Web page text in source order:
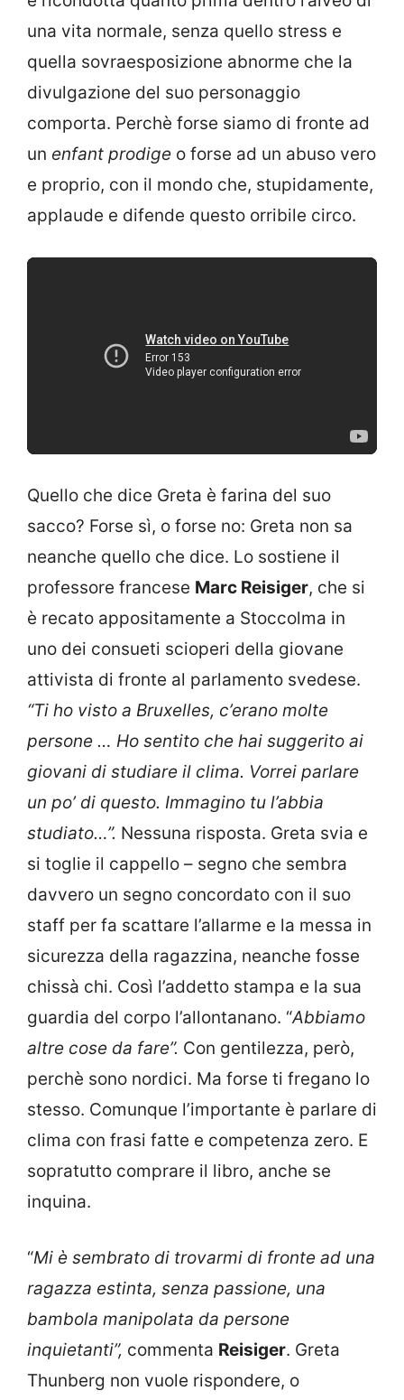
una vita normale, senza quello stress e
quella sovraesposizione abnorme che la
divulgazione del suo personaggio
comporta. Perchè forse siamo di fronte ad
un enfant prodige o forse ad un abuso vero
e proprio, con il mondo che, stupidamente,
applaude e difende questo orribile circo.
Quello che dice Greta è farina del suo
sacco? Forse sì, o forse no: Greta non sa
neanche quello che dice. Lo sostiene il
professore francese Marc Reisiger, che si
è recato appositamente a Stoccolma in
uno dei consueti scioperi della giovane
attivista di fronte al parlamento svedese.
“Ti ho visto a Bruxelles, c’erano molte
persone … Ho sentito che hai suggerito ai
giovani di studiare il clima. Vorrei parlare
un po’ di questo. Immagino tu l’abbia
studiato…”. Nessuna risposta. Greta svia e
si toglie il cappello – segno che sembra
davvero un segno concordato con il suo
staff per fa scattare l’allarme e la messa in
sicurezza della ragazzina, neanche fosse
chissà chi. Così l’addetto stampa e la sua
guardia del corpo l’allontanano. “Abbiamo
altre cose da fare”. Con gentilezza, però,
perchè sono nordici. Ma forse ti fregano lo
stesso. Comunque l’importante è parlare di
clima con frasi fatte e competenza zero. E
sopratutto comprare il libro, anche se
inquina.
“Mi è sembrato di trovarmi di fronte ad una
ragazza estinta, senza passione, una
bambola manipolata da persone
inquietanti”, commenta Reisiger. Greta
Thunberg non vuole rispondere, o